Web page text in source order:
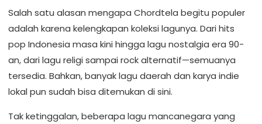
Salah satu alasan mengapa Chordtela begitu populer
adalah karena kelengkapan koleksi lagunya. Dari hits
pop Indonesia masa kini hingga lagu nostalgia era 90-
an, dari lagu religi sampai rock alternatif—semuanya
tersedia. Bahkan, banyak lagu daerah dan karya indie
lokal pun sudah bisa ditemukan di sini.
Tak ketinggalan, beberapa lagu mancanegara yang